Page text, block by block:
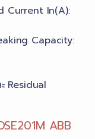
Current In(A):
Capacity:
Residual
ABB